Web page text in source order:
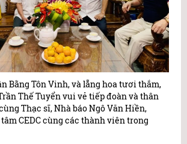
Bằng Tôn Vinh, và lẵng hoa tươi thắm,
Thế Tuyển vui vẻ tiếp đoàn và thân
Thạc sĩ, Nhà báo Ngô Văn Hiền,
CEDC cùng các thành viên trong